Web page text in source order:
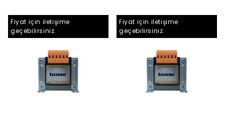
Fiyat için iletişime
geçebilirsiniz.
Fiyat için iletişime
geçebilirsiniz.